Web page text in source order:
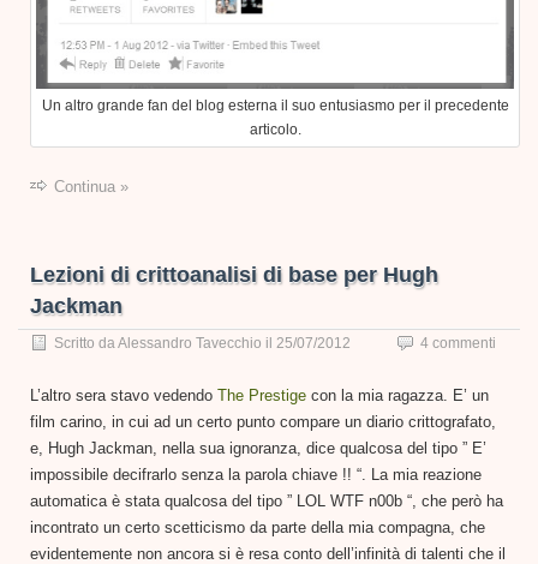
Un altro grande fan del blog esterna il suo entusiasmo per il precedente
articolo.
Continua »
Lezioni di crittoanalisi di base per Hugh
Jackman
Scritto da Alessandro Tavecchio il 25/07/2012 4 commenti
L’altro sera stavo vedendo The Prestige con la mia ragazza. E’ un
film carino, in cui ad un certo punto compare un diario crittografato,
e, Hugh Jackman, nella sua ignoranza, dice qualcosa del tipo ” E’
impossibile decifrarlo senza la parola chiave !! “. La mia reazione
automatica è stata qualcosa del tipo ” LOL WTF n00b “, che però ha
incontrato un certo scetticismo da parte della mia compagna, che
evidentemente non ancora si è resa conto dell’infinità di talenti che il